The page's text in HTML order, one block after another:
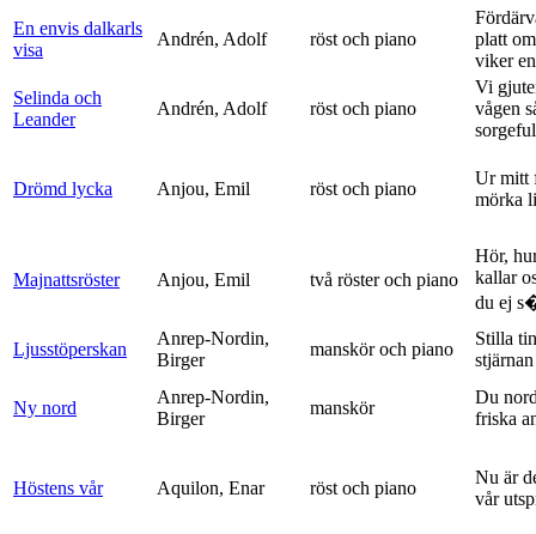
En envis dalkarls
visa
Andrén, Adolf röst och piano
platt
viker
Selinda och
Leander
Andrén, Adolf röst och piano
Vi
vågen
Drömd lycka Anjou, Emil röst och piano
Ur mitt
mörka
Majnattsröster Anjou, Emil två röster och piano
Hör,
kallar
du ej
Ljusstöperskan
Anrep-Nordin,
Birger
manskör och piano
Stilla
stjärnan
Ny nord
Anrep-Nordin,
Birger
manskör
Du
friska
Höstens vår Aquilon, Enar röst och piano
Nu är
vår